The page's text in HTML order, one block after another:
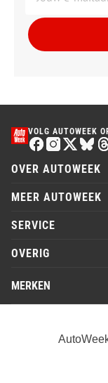
VOLG AUTOWEEK
OVER AUTOWEEK
MEER AUTOWEEK
SERVICE
OVERIG
MERKEN